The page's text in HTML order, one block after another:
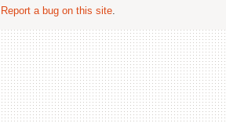
Report a bug on this site.